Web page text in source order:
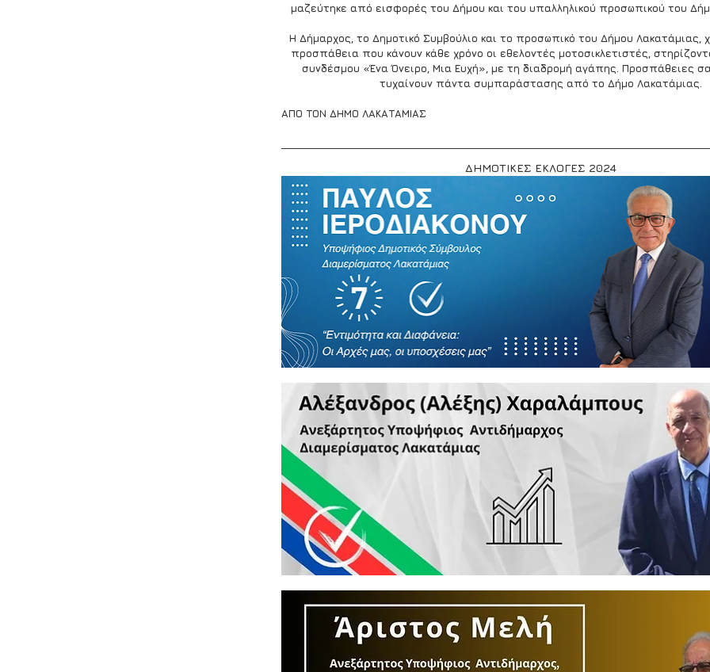
μαζεύτηκε από εισφορές του Δήμου και του υπαλληλικού προσωπικού του
Η Δήμαρχος, το Δημοτικό Συμβούλιο και το προσωπικό του Δήμου Λακατάμιας,
προσπάθεια που κάνουν κάθε χρόνο οι εθελοντές μοτοσικλετιστές,
συνδέσμου «Ένα Όνειρο, Μια Ευχή», με τη διαδρομή αγάπης. Προσπάθειες
τυχαίνουν πάντα συμπαράστασης από το Δήμο Λακατάμιας.
ΑΠΟ ΤΟΝ ΔΗΜΟ ΛΑΚΑΤΑΜΙΑΣ
ΔΗΜΟΤΙΚΕΣ ΕΚΛΟΓΕΣ 2024